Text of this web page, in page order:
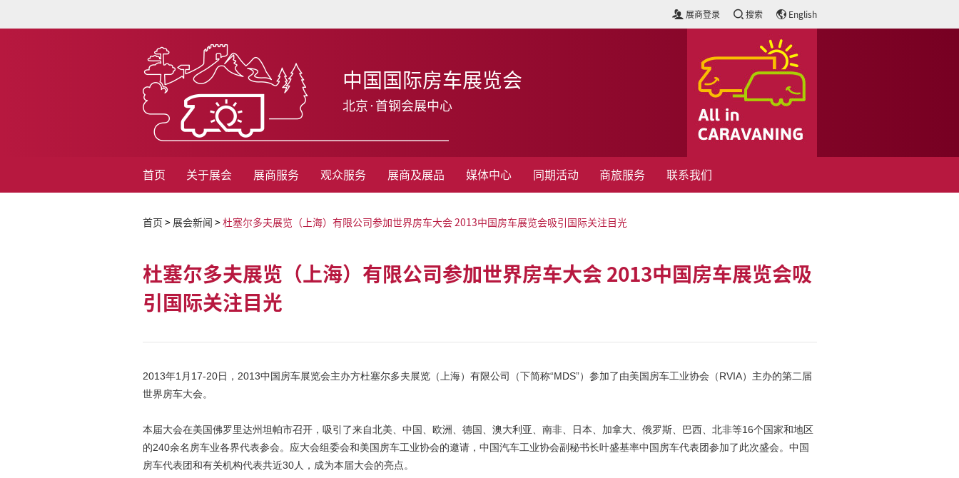
展商登录 搜索 English
中国国际房车展览会
北京·首钢会展中心
首页 关于展会 展商服务 观众服务 展商及展品 媒体中心 同期活动 商旅服务 联系我们
首页 > 展会新闻 > 杜塞尔多夫展览（上海）有限公司参加世界房车大会 2013中国房车展览会吸引国际关注目光
杜塞尔多夫展览（上海）有限公司参加世界房车大会 2013中国房车展览会吸
引国际关注目光
2013年1月17-20日，2013中国房车展览会主办方杜塞尔多夫展览（上海）有限公司（下简称“MDS”）参加了由美国房车工业协会（RVIA）主办的第二届
世界房车大会。
本届大会在美国佛罗里达州坦帕市召开，吸引了来自北美、中国、欧洲、德国、澳大利亚、南非、日本、加拿大、俄罗斯、巴西、北非等16个国家和地区
的240余名房车业各界代表参会。应大会组委会和美国房车工业协会的邀请，中国汽车工业协会副秘书长叶盛基率中国房车代表团参加了此次盛会。中国
房车代表团和有关机构代表共近30人，成为本届大会的亮点。